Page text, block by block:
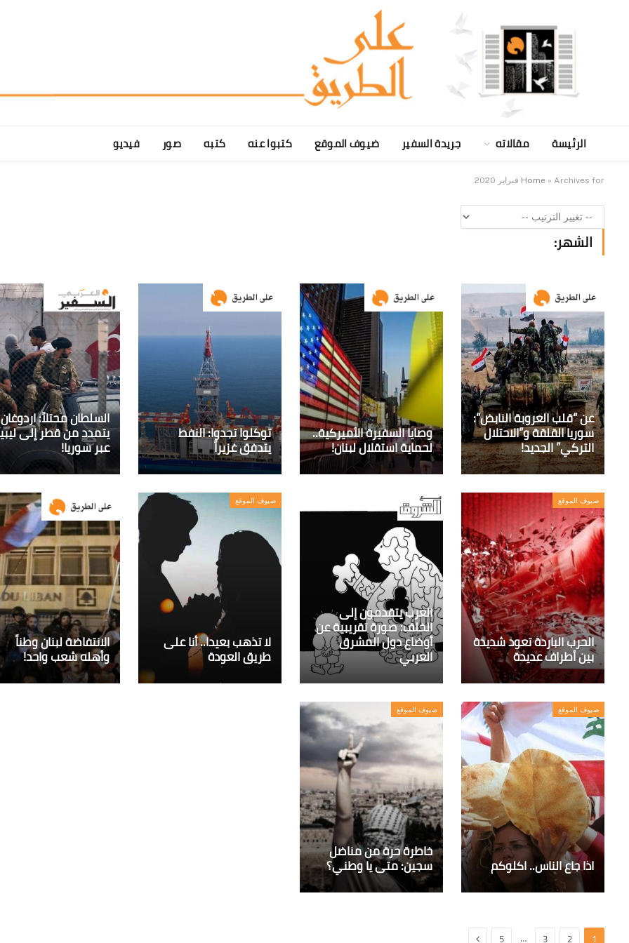
الرئيسة مقالاته جريدة السفير ضيوف الموقع كتبوا عنه كتبه صور فيديو
Home » Archives for فبراير 2020
الشهر:
عن “قلب العروبة النابض”:
سوريا القلقة و”الاحتلال
التركي” الجديد!
وصايا السفيرة الأميركية..
لحماية استقلال لبنان!
توكلوا تجدوا: النفط
يتدفق غزيراً
السلطان محتلاً: اردوغان
يتمدد من قطر إلى
عبر سوريا!
ضيوف الموقع
الحرب الباردة تعود شديدة
بين أطراف عديدة
العرب يتقدمون إلى
الخلف: صورة تقريبية عن
أوضاع دول المشرق
العربي
ضيوف الموقع
لا تذهب بعيدا.. أنا على
طريق العودة
الانتفاضة لبنان وطناً
وأهله شعب واحد!
ضيوف الموقع
اذا جاع الناس.. اكلوكم
ضيوف الموقع
خاطرة حرة من مناضل
سجين: متى يا وطني؟
1
2
3
…
5 التالي